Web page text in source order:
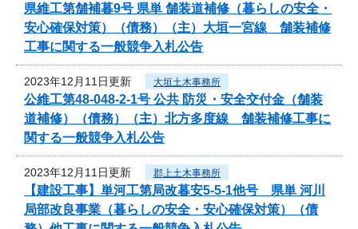
県維工第舗補暮9号 県単 舗装道補修（暮らしの安全・
安心確保対策）（債務）（主）大垣一宮線 舗装補修
工事に関する一般競争入札公告
2023年12月11日更新 大垣土木事務所
公維工第48-048-2-1号 公共 防災・安全交付金（舗装
道補修）（債務）（主）北方多度線 舗装補修工事に
関する一般競争入札公告
2023年12月11日更新 郡上土木事務所
【建設工事】単河工第局改暮安5-5-1他号 県単 河川
局部改良事業（暮らしの安全・安心確保対策）（債